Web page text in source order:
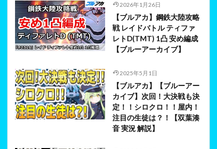
2026年1月26日
【ブルアカ】鋼鉄大陸攻略
戦 レイドバトル ティファ
レトD(TMT) 1凸 安め編成
【ブルーアーカイブ】
2025年5月1日
【ブルアカ】【ブルーアー
カイブ】次回！大決戦も決
定！！シロクロ！！屋内！
注目の生徒は？！【双葉湊
音 実況 解説】